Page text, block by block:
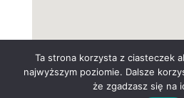
Ta strona korzysta z ciasteczek
najwyższym poziomie. Dalsze
że zgadzasz się na